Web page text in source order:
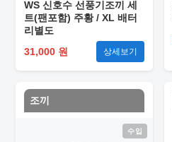
WS 신호수 선풍기조끼 세
트(팬포함) 주황 / XL 배터
리별도
31,000 원
상세보기
조끼
수입